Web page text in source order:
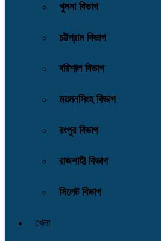
খুলনা বিভাগ
চট্টগ্রাম বিভাগ
বরিশাল বিভাগ
ময়মনসিংহ বিভাগ
রংপুর বিভাগ
রাজশাহী বিভাগ
সিলেট বিভাগ
খেলা